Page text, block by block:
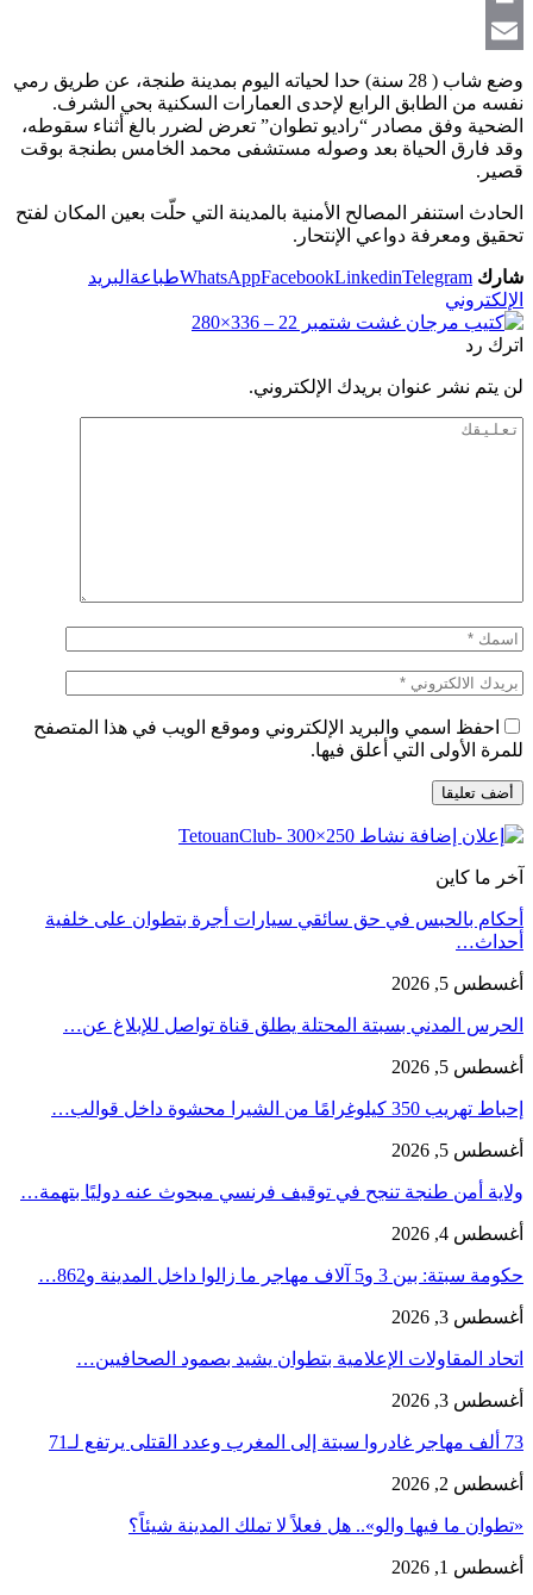
Link
Print
وضع شاب ( 28 سنة) حدا لحياته اليوم بمدينة طنجة، عن طريق رمي
نفسه من الطابق الرابع لإحدى العمارات السكنية بحي الشرف.
الضحية وفق مصادر “راديو تطوان” تعرض لضرر بالغ أثناء سقوطه،
وقد فارق الحياة بعد وصوله مستشفى محمد الخامس بطنجة بوقت
قصير.
الحادث استنفر المصالح الأمنية بالمدينة التي حلّت بعين المكان لفتح
تحقيق ومعرفة دواعي الإنتحار.
شارك WhatsAppFacebookLinkedinTelegram طباعة البريد
الإلكتروني
اترك رد
لن يتم نشر عنوان بريدك الإلكتروني.
احفظ اسمي والبريد الإلكتروني وموقع الويب في هذا المتصفح
للمرة الأولى التي أعلق فيها.
آخر ما كاين
أحكام بالحبس في حق سائقي سيارات أجرة بتطوان على خلفية
أحداث…
أغسطس 5, 2026
الحرس المدني بسبتة المحتلة يطلق قناة تواصل للإبلاغ عن…
أغسطس 5, 2026
إحباط تهريب 350 كيلوغرامًا من الشيرا محشوة داخل قوالب…
أغسطس 5, 2026
ولاية أمن طنجة تنجح في توقيف فرنسي مبحوث عنه دوليًا بتهمة…
أغسطس 4, 2026
حكومة سبتة: بين 3 و5 آلاف مهاجر ما زالوا داخل المدينة و862…
أغسطس 3, 2026
اتحاد المقاولات الإعلامية بتطوان يشيد بصمود الصحافيين…
أغسطس 3, 2026
73 ألف مهاجر غادروا سبتة إلى المغرب وعدد القتلى يرتفع لـ71
أغسطس 2, 2026
«تطوان ما فيها والو».. هل فعلاً لا تملك المدينة شيئاً؟
أغسطس 1, 2026